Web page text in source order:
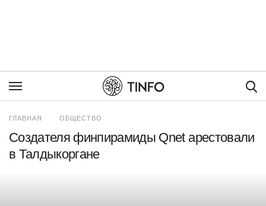
ГЛАВНАЯ ОБЩЕСТВО
Создателя финпирамиды Qnet арестовали
в Талдыкоргане